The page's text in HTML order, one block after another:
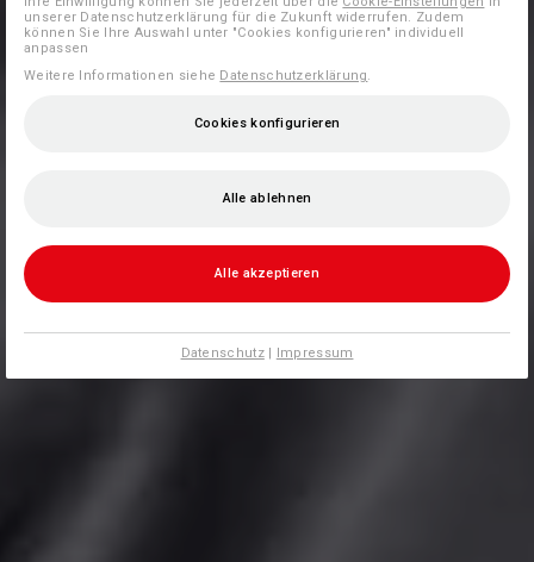
unserer Datenschutzerklärung für die Zukunft widerrufen. Zudem
können Sie Ihre Auswahl unter "Cookies konfigurieren" individuell
anpassen
Weitere Informationen siehe Datenschutzerklärung.
Cookies konfigurieren
Alle ablehnen
Alle akzeptieren
Datenschutz| Impressum